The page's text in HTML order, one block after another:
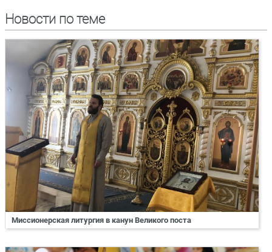
Новости по теме
Миссионерская литургия в канун Великого поста